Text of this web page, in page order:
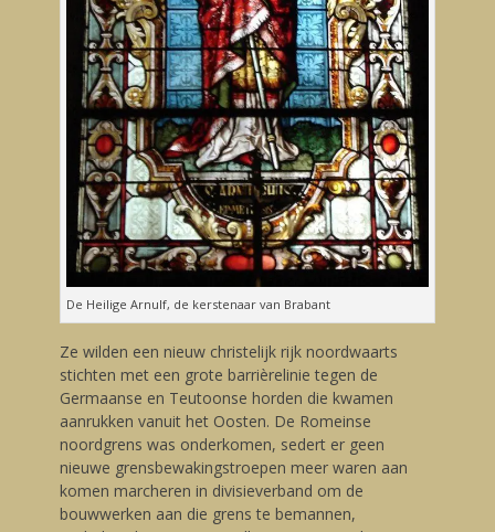
De Heilige Arnulf, de kerstenaar van Brabant
Ze wilden een nieuw christelijk rijk noordwaarts
stichten met een grote barrièrelinie tegen de
Germaanse en Teutoonse horden die kwamen
aanrukken vanuit het Oosten. De Romeinse
noordgrens was onderkomen, sedert er geen
nieuwe grensbewakingstroepen meer waren aan
komen marcheren in divisieverband om de
bouwwerken aan die grens te bemannen,